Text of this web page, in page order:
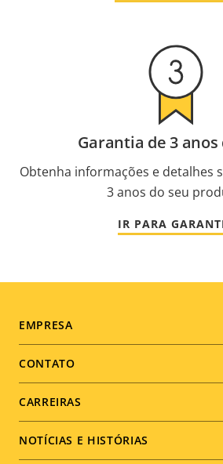
Garantia de 3 anos
Obtenha informações e detalhes
3 anos do seu
IR PARA
Footer
menu
EMPRESA
CONTATO
CARREIRAS
NOTÍCIAS E HISTÓRIAS